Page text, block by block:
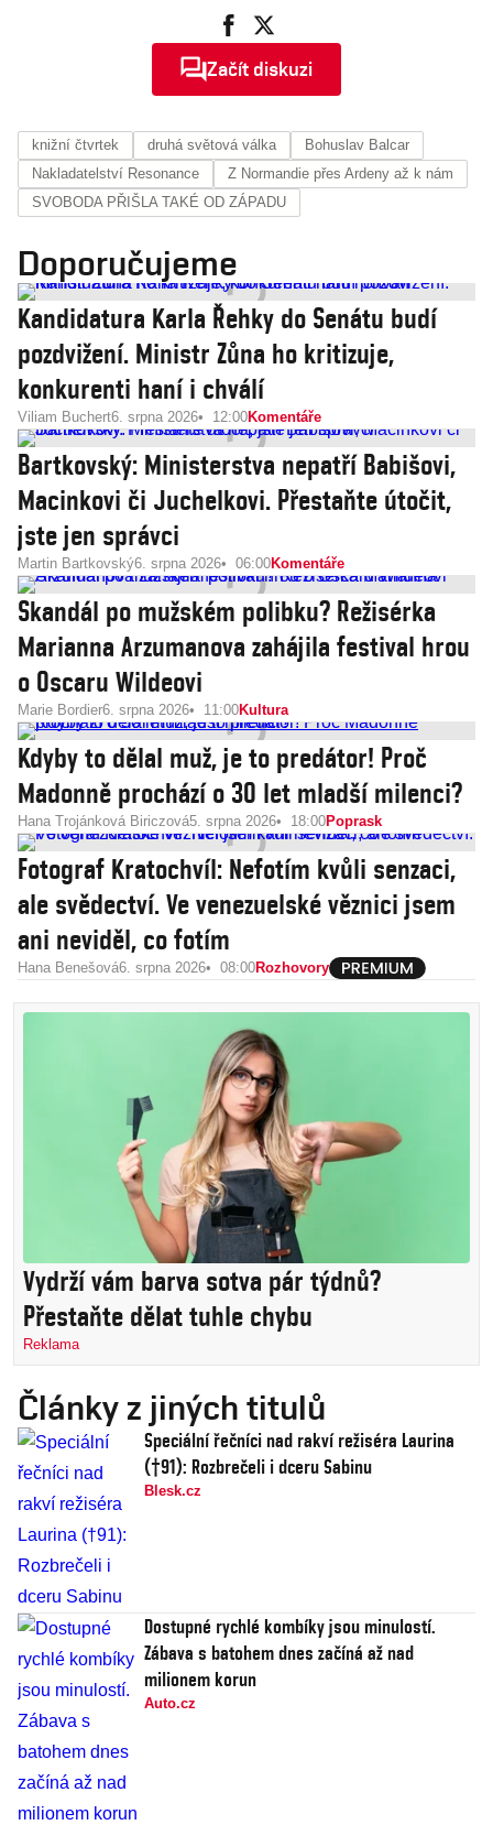
Začít diskuzi
knižní čtvrtek druhá světová válka
Bohuslav Balcar
Nakladatelství Resonance
Z Normandie přes Ardeny až k nám
SVOBODA PŘIŠLA TAKÉ OD ZÁPADU
Doporučujeme
Kandidatura Karla Řehky do Senátu budí
pozdvižení. Ministr Zůna ho kritizuje,
konkurenti haní i chválí
Viliam Buchert6. srpna 2026 12:00Komentáře
Bartkovský: Ministerstva nepatří Babišovi,
Macinkovi či Juchelkovi. Přestaňte útočit,
jste jen správci
Martin Bartkovský6. srpna 2026 06:00Komentáře
Skandál po mužském polibku? Režisérka
Marianna Arzumanova zahájila festival hrou
o Oscaru Wildeovi
Marie Bordier6. srpna 2026 11:00Kultura
Kdyby to dělal muž, je to predátor! Proč
Madonně prochází o 30 let mladší milenci?
Hana Trojánková Biriczová5. srpna 2026 18:00Poprask
Fotograf Kratochvíl: Nefotím kvůli senzaci,
ale svědectví. Ve venezuelské věznici jsem
ani neviděl, co fotím
Hana Benešová6. srpna 2026 08:00Rozhovory
Vydrží vám barva sotva pár týdnů?
Přestaňte dělat tuhle chybu
Reklama
Články z jiných titulů
Speciální řečníci nad rakví režiséra Laurina
(†91): Rozbrečeli i dceru Sabinu
Blesk.cz
Dostupné rychlé kombíky jsou minulostí.
Zábava s batohem dnes začíná až nad
milionem korun
Auto.cz